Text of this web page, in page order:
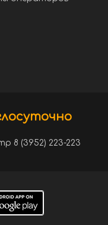
8 (3952) 223-223